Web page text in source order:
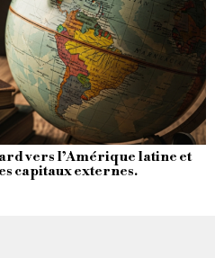
vers l’Amérique latine et
capitaux externes.